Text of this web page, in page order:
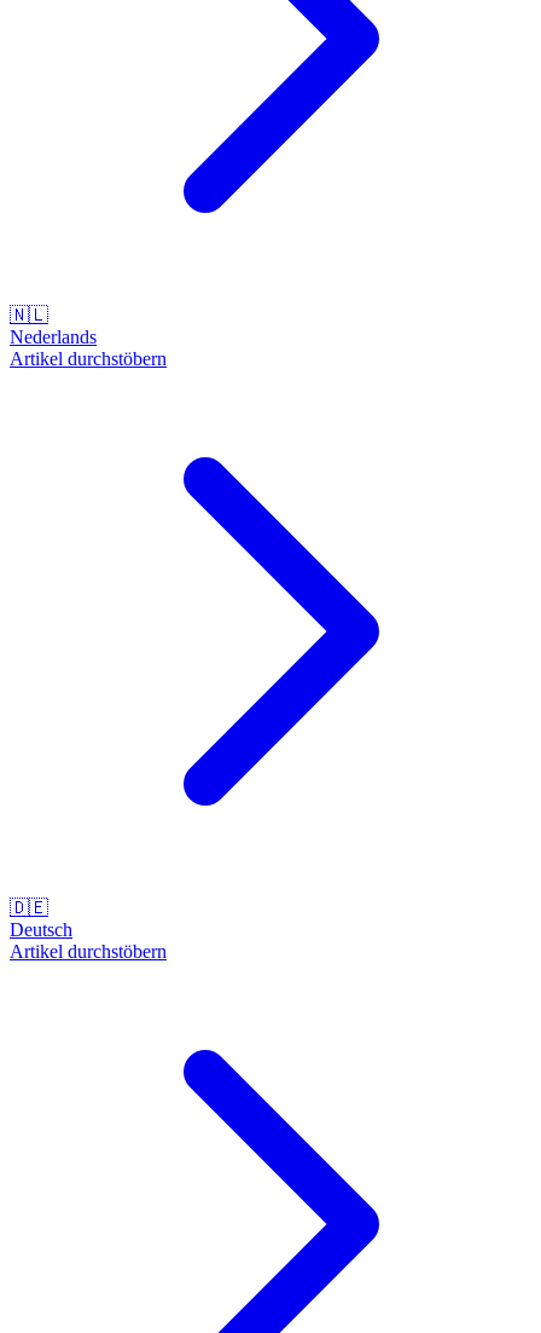
🇳🇱
Nederlands
Artikel durchstöbern
🇩🇪
Deutsch
Artikel durchstöbern